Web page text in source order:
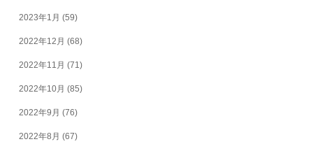
2023年1月 (59)
2022年12月 (68)
2022年11月 (71)
2022年10月 (85)
2022年9月 (76)
2022年8月 (67)